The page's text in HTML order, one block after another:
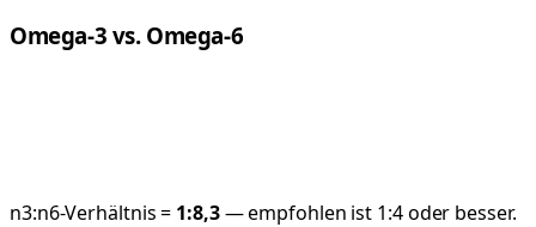
Omega-3 vs. Omega-6
n3:n6-Verhältnis = 1:8,3— empfohlen ist 1:4 oder besser.